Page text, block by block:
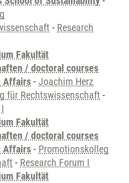
- Research
Fakultät
/ doctoral courses
Affairs - Joachim Herz
für Rechtswissenschaft -
Fakultät
/ doctoral courses
Affairs - Promotionskolleg
- Research Forum I
Fakultät